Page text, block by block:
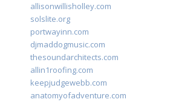
allisonwillisholley.com
solslite.org
portwayinn.com
djmaddogmusic.com
thesoundarchitects.com
allin1roofing.com
keepjudgewebb.com
anatomyofadventure.com